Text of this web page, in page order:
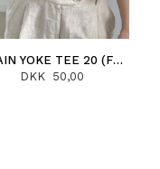
PLAIN YOKE TEE 20 (FRANCAIS)
DKK 50,00